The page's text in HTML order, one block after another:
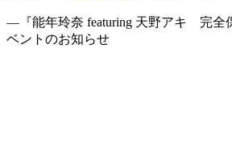
―『能年玲奈 featuring 天野アキ 完全
ベントのお知らせ